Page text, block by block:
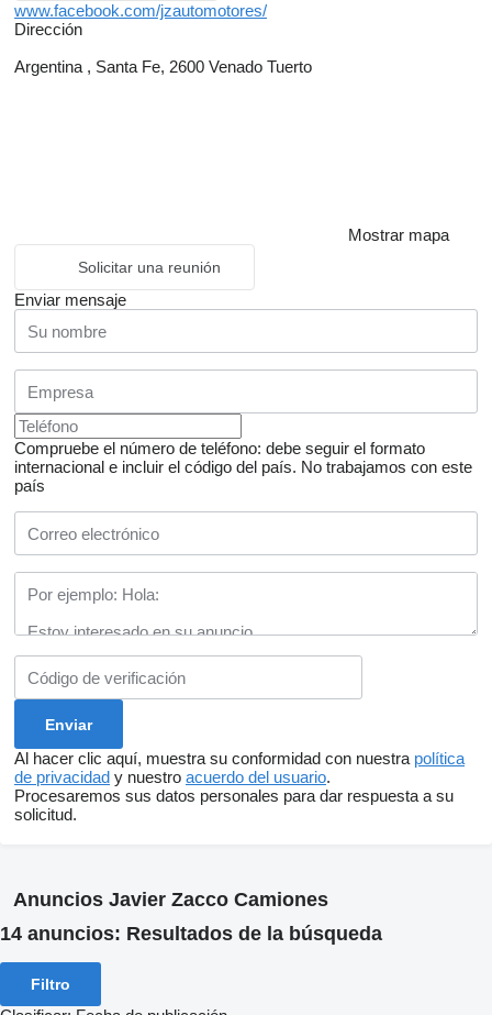
www.facebook.com/jzautomotores/
Dirección
Argentina , Santa Fe, 2600 Venado Tuerto
Mostrar mapa
Solicitar una reunión
Enviar mensaje
Compruebe el número de teléfono: debe seguir el formato
internacional e incluir el código del país. No trabajamos con este
país
Al hacer clic aquí, muestra su conformidad con nuestra política
de privacidad y nuestro acuerdo del usuario.
Procesaremos sus datos personales para dar respuesta a su
solicitud.
Anuncios Javier Zacco Camiones
14 anuncios: Resultados de la búsqueda
Filtro